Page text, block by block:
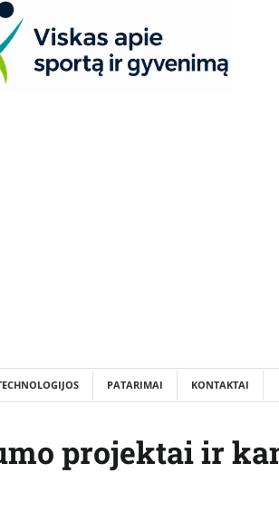
PATARIMAI KONTAKTAI
projektai ir